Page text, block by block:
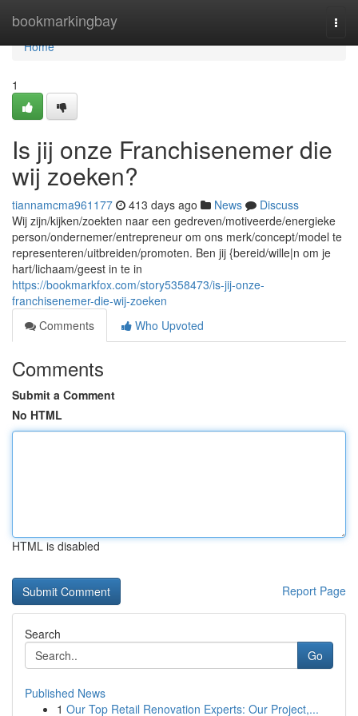
bookmarkingbay
Home
Home
1
Is jij onze Franchisenemer die
wij zoeken?
tiannamcma961177 413 days ago News
Discuss
Wij zijn/kijken/zoekten naar een gedreven/motiveerde/energieke
person/ondernemer/entrepreneur om ons merk/concept/model te
representeren/uitbreiden/promoten. Ben jij {bereid/wille|n om je
hart/lichaam/geest in te in
https://bookmarkfox.com/story5358473/is-jij-onze-
franchisenemer-die-wij-zoeken
Comments
Who Upvoted
Comments
Submit a Comment
No HTML
HTML is disabled
Report Page
Search
Go
Published News
1 Our Top Retail Renovation Experts: Our Project,...